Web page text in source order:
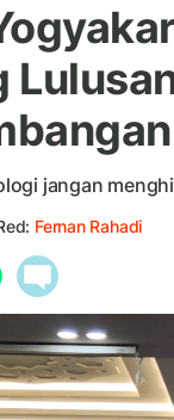
jangan
Fernan Rahadi